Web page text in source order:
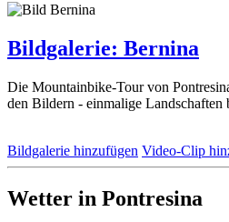
Bildgalerie: Bernina
Die Mountainbike-Tour von
den Bildern - einmalige Landschaften
Bildgalerie hinzufügen Video-Clip
Wetter in Pontresina